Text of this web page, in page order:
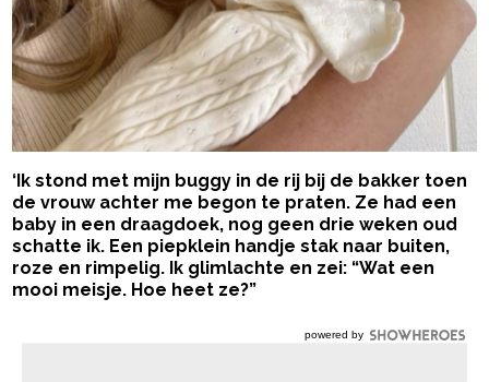
‘Ik stond met mijn buggy in de rij bij de bakker toen
de vrouw achter me begon te praten. Ze had een
baby in een draagdoek, nog geen drie weken oud
schatte ik. Een piepklein handje stak naar buiten,
roze en rimpelig. Ik glimlachte en zei: “Wat een
mooi meisje. Hoe heet ze?”
powered by